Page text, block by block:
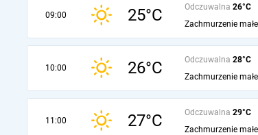
09:00 25°C Odczuwalna 26°C
Zachmurzenie
10:00 26°C Odczuwalna 28°C
Zachmurzenie
11:00 27°C Odczuwalna 29°C
Zachmurzenie